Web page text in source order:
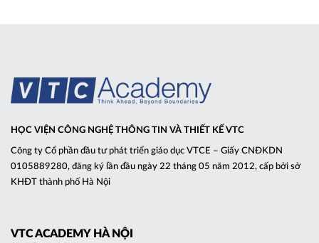
HỌC VIỆN CÔNG NGHỆ THÔNG TIN VÀ THIẾT KẾ VTC
Công ty Cổ phần đầu tư phát triển giáo dục VTCE – Giấy CNĐKDN
0105889280, đăng ký lần đầu ngày 22 tháng 05 năm 2012, cấp bởi sở
KHĐT thành phố Hà Nội
VTC ACADEMY HÀ NỘI